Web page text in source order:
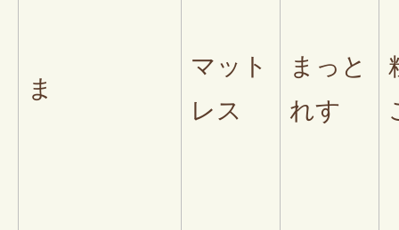
ま
マット
レス
まっと
れす